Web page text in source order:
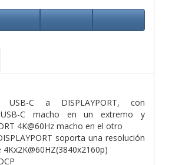
USB-C a DISPLAYPORT, con
C macho en un extremo y
4K@60Hz macho en el otro
soporta una resolución